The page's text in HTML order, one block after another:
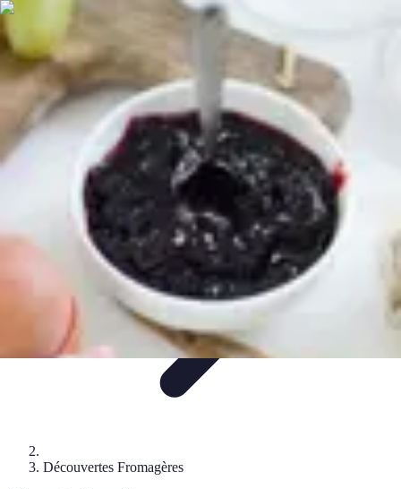
Guide du Fromage
Dégustation et Techniques
Accords et Associations
Dégustation
Guide Pratique
Guide du Fromage
Découvertes Fromagères